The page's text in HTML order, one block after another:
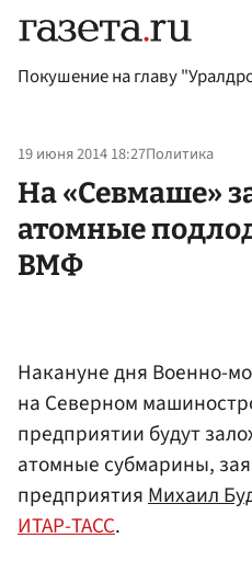
Покушение на главу
19 июня 2014 18:27Политика
На «Севмаше»
атомные
ВМФ
Накануне дня Военно-
на Северном
предприятии будут
атомные субмарины,
предприятияМихаил
ИТАР-ТАСС.